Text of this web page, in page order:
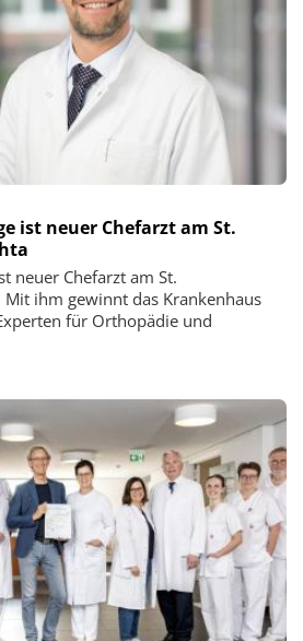
ist neuer Chefarzt am St.
neuer Chefarzt am St.
ihm gewinnt das Krankenhaus
für Orthopädie und